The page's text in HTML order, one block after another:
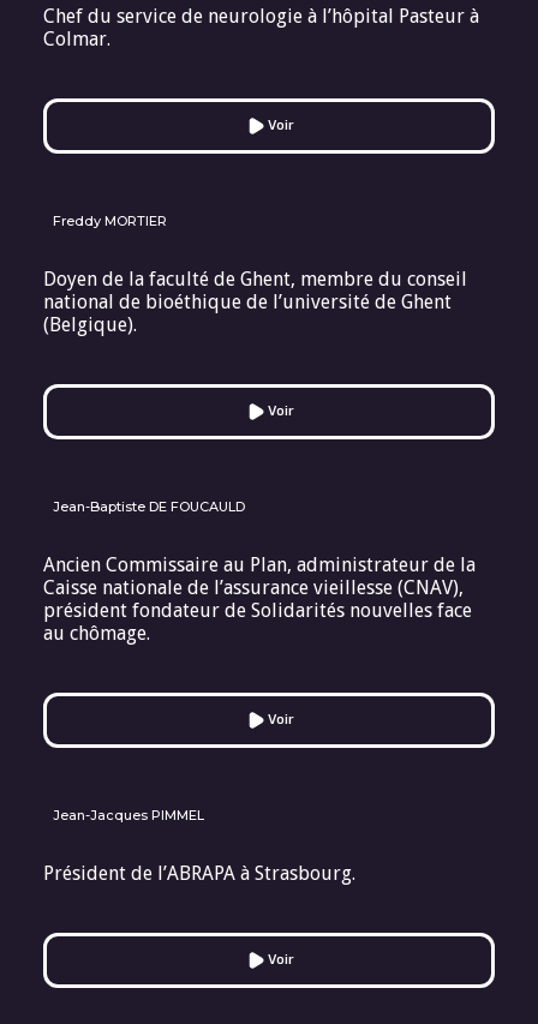
Chef du service de neurologie à l’hôpital Pasteur à
Colmar.
Voir
Freddy MORTIER
Doyen de la faculté de Ghent, membre du conseil
national de bioéthique de l’université de Ghent
(Belgique).
Voir
Jean-Baptiste DE FOUCAULD
Ancien Commissaire au Plan, administrateur de la
Caisse nationale de l’assurance vieillesse (CNAV),
président fondateur de Solidarités nouvelles face
au chômage.
Voir
Jean-Jacques PIMMEL
Président de l’ABRAPA à Strasbourg.
Voir